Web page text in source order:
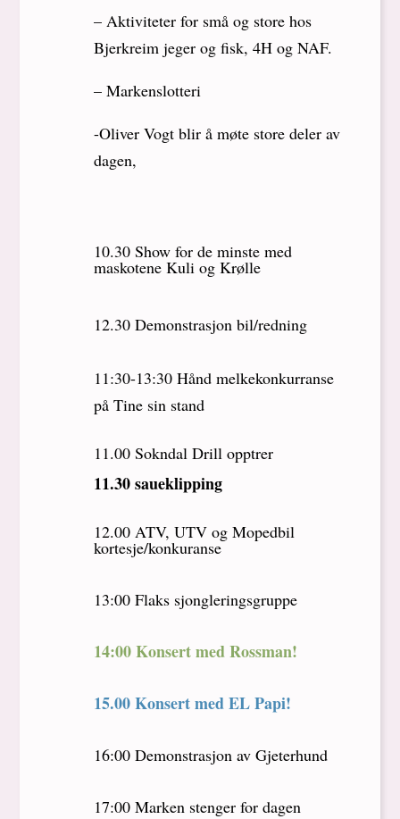
– Aktiviteter for små og store hos
Bjerkreim jeger og fisk, 4H og NAF.
– Markenslotteri
-Oliver Vogt blir å møte store deler av
dagen,
10.30 Show for de minste med
maskotene Kuli og Krølle
12.30 Demonstrasjon bil/redning
11:30-13:30 Hånd melkekonkurranse
på Tine sin stand
11.00 Sokndal Drill opptrer
11.30 saueklipping
12.00 ATV, UTV og Mopedbil
kortesje/konkuranse
13:00 Flaks sjongleringsgruppe
14:00 Konsert med Rossman!
15.00 Konsert med EL Papi!
16:00 Demonstrasjon av Gjeterhund
17:00 Marken stenger for dagen